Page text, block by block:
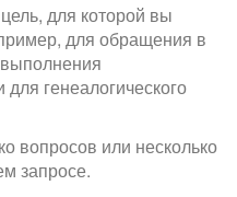
для которой вы
для обращения в
генеалогического
вопросов или несколько
запросе.